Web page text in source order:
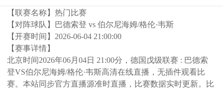
【联赛名称】热门比赛
【对阵球队】 巴德索登 vs 伯尔尼海姆/格伦·韦斯
【开赛时间】 2026-06-04 21:00:00
【赛事详情】
北京时间2026年06月04日 21:00分，德国戊级联赛 : 巴德索
登VS伯尔尼海姆/格伦·韦斯高清在线直播，无插件观看比
赛。本站同步官方直播源准时直播，比赛数据实时更新。比